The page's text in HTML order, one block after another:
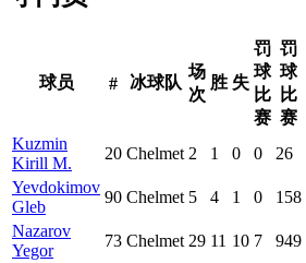
球员 # 冰球队
场
次
胜 失
罚
球
比
赛
罚
球
比
赛
Kuzmin
Kirill M.
20 Chelmet 2 1 0 0 26
Yevdokimov
Gleb
90 Chelmet 5 4 1 0 158
Nazarov
Yegor
73 Chelmet 29 11 10 7 949